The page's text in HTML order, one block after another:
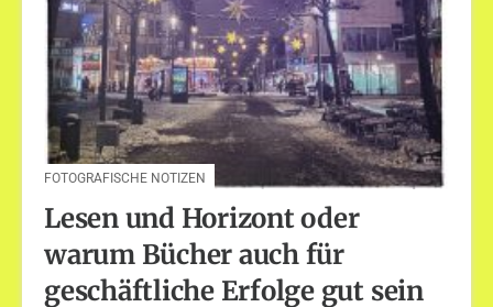
FOTOGRAFISCHE NOTIZEN
Lesen und Horizont oder
warum Bücher auch für
geschäftliche Erfolge gut sein